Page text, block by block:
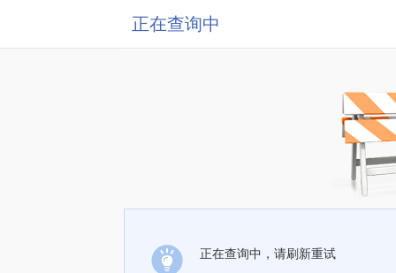
正在查询中
正在查询中，请刷新重试